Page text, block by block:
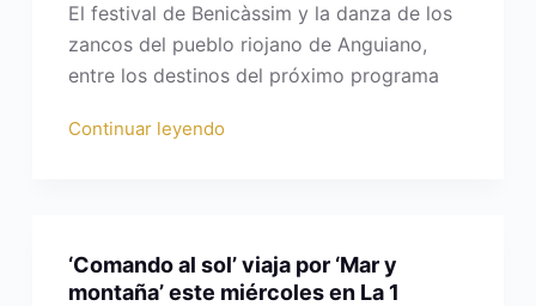
El festival de Benicàssim y la danza de los
zancos del pueblo riojano de Anguiano,
entre los destinos del próximo programa
Continuar leyendo
‘Comando al sol’ viaja por ‘Mar y
montaña’ este miércoles en La 1